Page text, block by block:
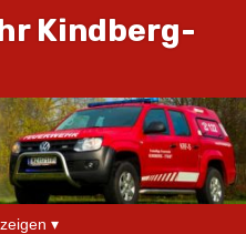
Kindberg-
▾